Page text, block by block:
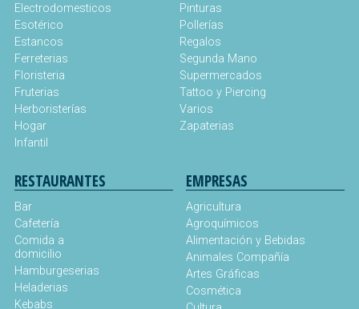
Electrodomesticos
Esotérico
Estancos
Ferreterias
Floristeria
Fruterias
Herboristerías
Hogar
Infantil
Pinturas
Pollerías
Regalos
Segunda Mano
Supermercados
Tattoo y Piercing
Varios
Zapaterias
RESTAURANTES
Bar
Cafetería
Comida a
domicilio
Hamburgeserias
Heladerias
Kebabs
EMPRESAS
Agricultura
Agroquímicos
Alimentación y Bebidas
Animales Compañía
Artes Gráficas
Cosmética